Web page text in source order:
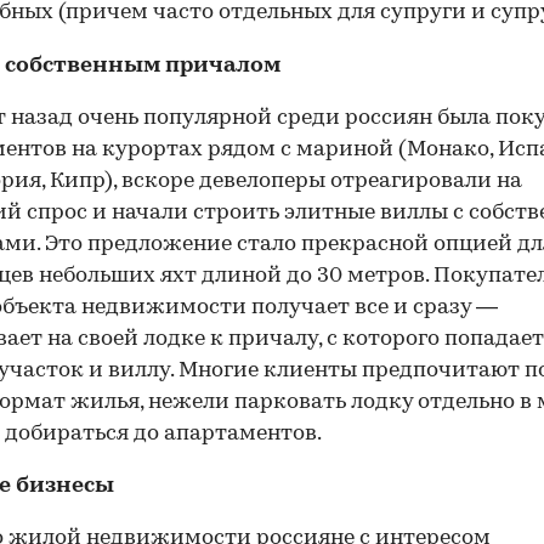
(причем часто отдельных для супруги и
00:00
собственным причалом
назад очень популярной среди россиян была
на курортах рядом с мариной (Монако,
Кипр), вскоре девелоперы отреагировали на
спрос и начали строить элитные виллы с
Это предложение стало прекрасной опцией
небольших яхт длиной до 30 метров.
недвижимости получает все и сразу —
на своей лодке к причалу, с которого
и виллу. Многие клиенты предпочитают
жилья, нежели парковать лодку отдельно в
до апартаментов.
бизнесы
недвижимости россияне с интересом